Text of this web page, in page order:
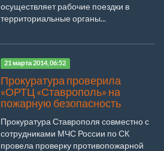
осуществляет рабочие поездки в
территориальные органы...
21 марта 2014, 06:52
Прокуратура проверила
«ОРТЦ «Ставрополь» на
пожарную безопасность
Прокуратура Ставрополя совместно с
сотрудниками МЧС России по СК
провела проверку противопожарной